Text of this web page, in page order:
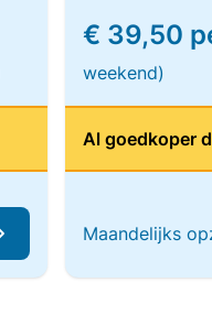
€ 39,50
weekend)
Al goedkoper
Maandelijks